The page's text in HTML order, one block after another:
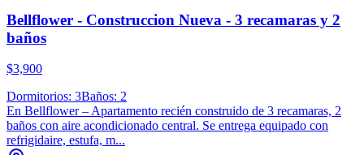
Bellflower - Construccion Nueva - 3 recamaras y 2
baños
$3,900
Dormitorios: 3Baños: 2
En Bellflower – Apartamento recién construido de 3 recamaras, 2
baños con aire acondicionado central. Se entrega equipado con
refrigidaire, estufa, m...